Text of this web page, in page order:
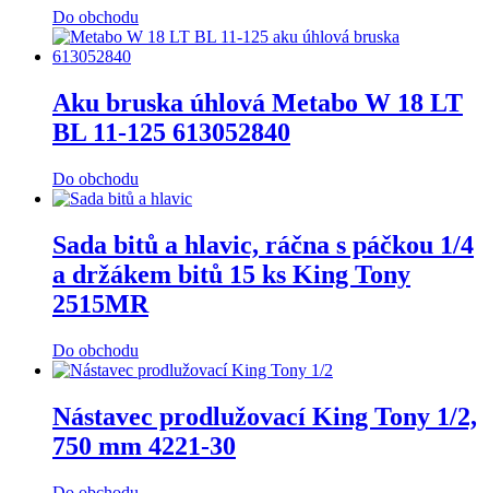
Do obchodu
Aku bruska úhlová Metabo W 18 LT
BL 11-125 613052840
Do obchodu
Sada bitů a hlavic, ráčna s páčkou 1/4
a držákem bitů 15 ks King Tony
2515MR
Do obchodu
Nástavec prodlužovací King Tony 1/2,
750 mm 4221-30